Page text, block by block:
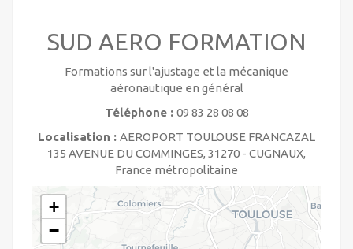
SUD AERO FORMATION
Formations sur l'ajustage et la mécanique
aéronautique en général
Téléphone : 09 83 28 08 08
Localisation : AEROPORT TOULOUSE FRANCAZAL
135 AVENUE DU COMMINGES, 31270 - CUGNAUX,
France métropolitaine
+
−